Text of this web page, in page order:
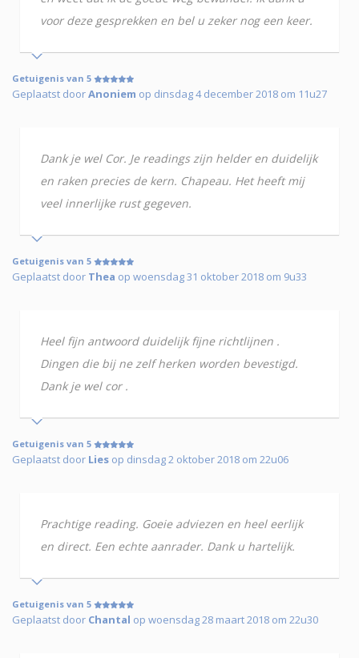
voor deze gesprekken en bel u zeker nog een keer.
Getuigenis van 5
Geplaatst doorAnoniem op dinsdag 4 december 2018 om 11u27
Dank je wel Cor. Je readings zijn helder en duidelijk
en raken precies de kern. Chapeau. Het heeft mij
veel innerlijke rust gegeven.
Getuigenis van 5
Geplaatst door Thea op woensdag 31 oktober 2018 om 9u33
Heel fijn antwoord duidelijk fijne richtlijnen .
Dingen die bij ne zelf herken worden bevestigd.
Dank je wel cor .
Getuigenis van 5
Geplaatst door Lies op dinsdag 2 oktober 2018 om 22u06
Prachtige reading. Goeie adviezen en heel eerlijk
en direct. Een echte aanrader. Dank u hartelijk.
Getuigenis van 5
Geplaatst door Chantal op woensdag 28 maart 2018 om 22u30